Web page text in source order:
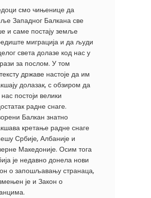
смо чињенице да
Западног Балкана све
и саме постају земље
миграција и да људи
света долазе код нас у
за послом. У том
државе настоје да им
долазак, с обзиром да
постоји велики
радне снаге.
Балкан знатно
кретање радне снаге
Србије, Албаније и
Македоније. Осим тога
је недавно донела нови
о запошљавању странаца,
је и Закон о